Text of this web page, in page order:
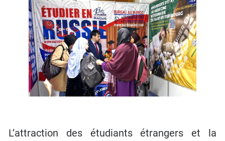
L’attraction des étudiants étrangers et la